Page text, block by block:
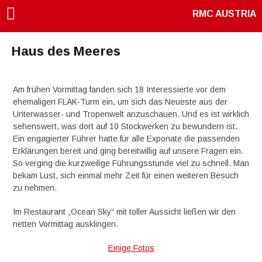
RMC AUSTRIA
Haus des Meeres
Am frühen Vormittag fanden sich 18 Interessierte vor dem
ehemaligen FLAK-Turm ein, um sich das Neueste aus der
Unterwasser- und Tropenwelt anzuschauen. Und es ist wirklich
sehenswert, was dort auf 10 Stockwerken zu bewundern ist.
Ein engagierter Führer hatte für alle Exponate die passenden
Erklärungen bereit und ging bereitwillig auf unsere Fragen ein.
So verging die kurzweilige Führungsstunde viel zu schnell. Man
bekam Lust, sich einmal mehr Zeit für einen weiteren Besuch
zu nehmen.
Im Restaurant „Ocean Sky“ mit toller Aussicht ließen wir den
netten Vormittag ausklingen.
Einige Fotos